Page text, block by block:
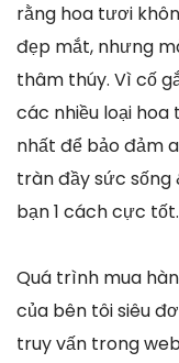
rằng hoa tươi
đẹp mắt, nhưng
thâm thúy. Vì cố
các nhiều loại
nhất để bảo đảm
tràn đầy sức sống
bạn 1 cách cực tốt.
Quá trình mua
của bên tôi siêu
truy vấn trong